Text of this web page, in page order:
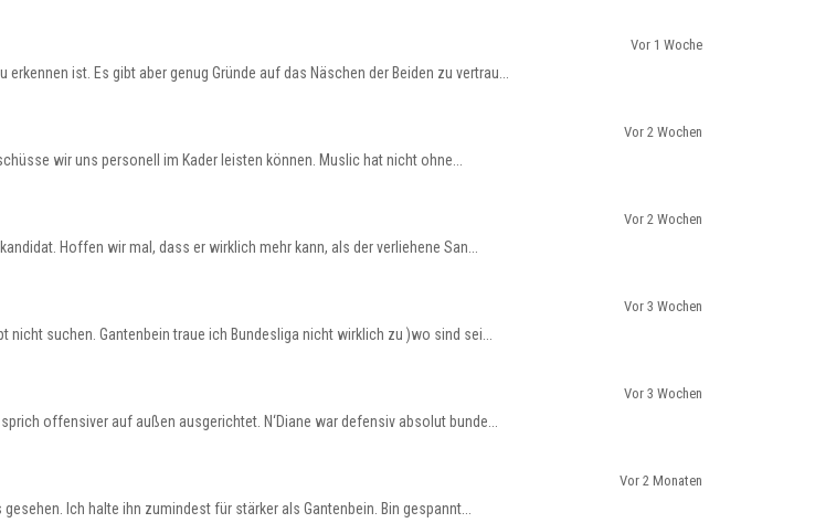
ist. Es gibt aber genug Gründe auf das Näschen der Beiden zu vertrau...
Vor 1 Woche
wir uns personell im Kader leisten können. Muslic hat nicht ohne...
Vor 2 Wochen
Hoffen wir mal, dass er wirklich mehr kann, als der verliehene San...
Vor 2 Wochen
suchen. Gantenbein traue ich Bundesliga nicht wirklich zu )wo sind sei...
Vor 3 Wochen
offensiver auf außen ausgerichtet. N‘Diane war defensiv absolut bunde...
Vor 3 Wochen
Ich halte ihn zumindest für stärker als Gantenbein. Bin gespannt...
Vor 2 Monaten